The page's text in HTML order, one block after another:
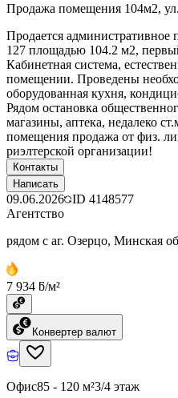
Продажа помещения 104м2,
Продается
127 площадью 104.2 м2,
Кабинетная система,
помещении. Проведены
оборудованная кухня,
Рядом остановка
магазины, аптека, недалеко
помещения продажа от физ.
риэлтерской организации!
Контакты
Написать
09.06.2026 ID 4148577
Агентство
рядом с аг. Озерцо, Минская
7 934 ƃ/м²
Конвертер валют
Офис85 - 120 м²3/4 этаж